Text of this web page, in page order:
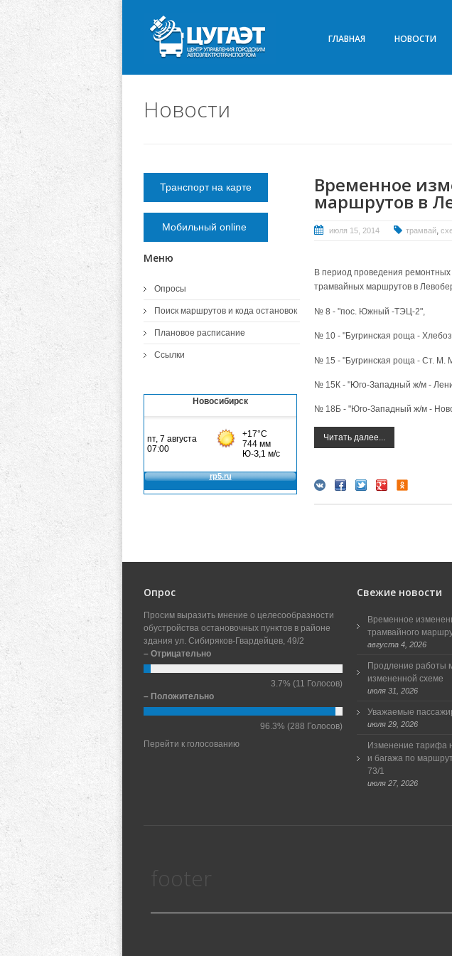
ГЛАВНАЯ НОВОСТИ
Новости
Временное
маршрутов в
июля 15, 2014 трамвай,
В период проведения ремонтных
трамвайных маршрутов в
№ 8 - "пос. Южный -ТЭЦ-2",
№ 10 - "Бугринская роща -
№ 15 - "Бугринская роща - Ст. М.
№ 15К - "Юго-Западный ж/м -
№ 18Б - "Юго-Западный ж/м -
Читать далее...
Транспорт на карте
Мобильный online
Меню
Опросы
Поиск маршрутов и кода остановок
Плановое расписание
Ссылки
Новосибирск
Опрос
Просим выразить мнение о целесообразности
обустройства остановочных пунктов в районе
здания ул. Сибиряков-Гвардейцев, 49/2
– Отрицательно
3.7% (11 Голосов)
– Положительно
96.3% (288 Голосов)
Перейти к голосованию
Свежие новости
Временное
трамвайного
августа 4, 2026
Продление работы
измененной схеме
июля 31, 2026
Уважаемые
июля 29, 2026
Изменение тарифа
и багажа по
73/1
июля 27, 2026
footer